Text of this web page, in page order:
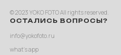
© 2023 YOKO FOTO All rights reserved.
ОСТАЛИСЬ ВОПРОСЫ?
info@yokofoto.ru
what’s app